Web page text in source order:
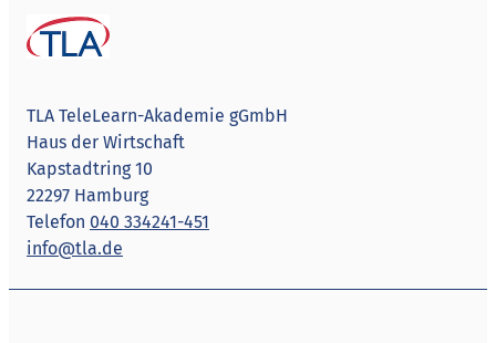
TLA TeleLearn-Akademie gGmbH
Haus der Wirtschaft
Kapstadtring 10
22297 Hamburg
Telefon 040 334241-451
info@tla.de